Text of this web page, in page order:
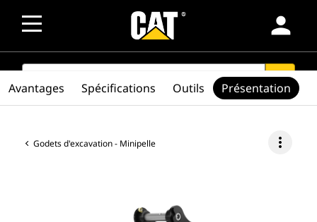
person
SEARCH search
Godets d'excavation - Minipelle more_vert
Avantages Spécifications Outils Présentation